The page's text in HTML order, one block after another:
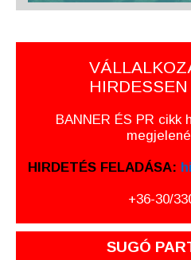
BANNER ÉS PR cikk
HIRDETÉS FELADÁSA:
+36-30/
SUGÓ